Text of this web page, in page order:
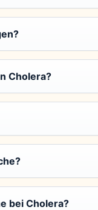
Cholera?
bei Cholera?